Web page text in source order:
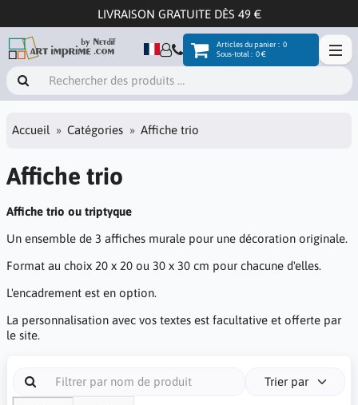
LIVRAISON GRATUITE DÈS 49 €
Articles du panier : 0
Sous-total : 0 €
Accueil Catégories Affiche trio
Affiche trio
Affiche trio ou triptyque
Un ensemble de 3 affiches murale pour une décoration originale.
Format au choix 20 x 20 ou 30 x 30 cm pour chacune d'elles.
L'encadrement est en option.
La personnalisation avec vos textes est facultative et offerte par
le site.
Trier par